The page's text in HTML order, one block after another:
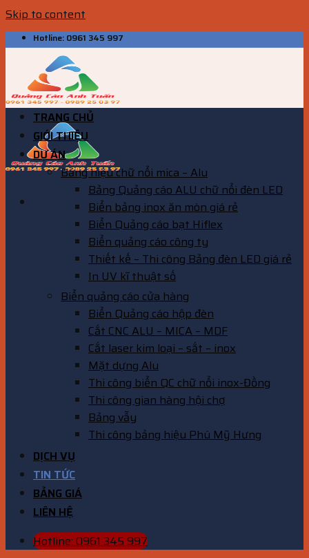
Skip to content
Hotline: 0961 345 997
TRANG CHỦ
GIỚI THIỆU
DỰ ÁN
Bảng hiệu chữ nổi mica – Alu
Bảng Quảng cáo ALU chữ nổi đèn LED
Biển bảng inox ăn mòn giá rẻ
Biển Quảng cáo bạt Hiflex
Biển quảng cáo công ty
Thiết kế – Thi công Bảng đèn LED giá rẻ
In UV kĩ thuật số
Biển quảng cáo cửa hàng
Biển Quảng cáo hộp đèn
Cắt CNC ALU – MICA – MDF
Cắt laser kim loại – sắt – inox
Mặt dựng Alu
Thi công biển QC chữ nổi inox-Đồng
Thi công gian hàng hội chợ
Bảng vẫy
Thi công bảng hiệu Phú Mỹ Hưng
DỊCH VỤ
TIN TỨC
BẢNG GIÁ
LIÊN HỆ
Hotline: 0961 345 997